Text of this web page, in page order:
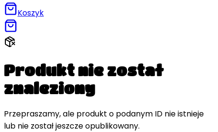
Koszyk
Produkt nie został
znaleziony
Przepraszamy, ale produkt o podanym ID nie istnieje
lub nie został jeszcze opublikowany.